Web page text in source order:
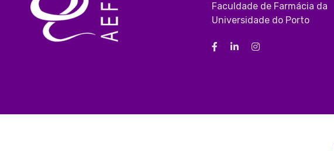
Faculdade de Farmácia da
Universidade do Porto